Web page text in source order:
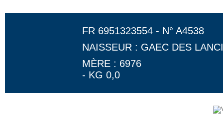
FR 6951323554 - N° A4538
NAISSEUR : GAEC DES
MÈRE : 6976
- KG 0,0